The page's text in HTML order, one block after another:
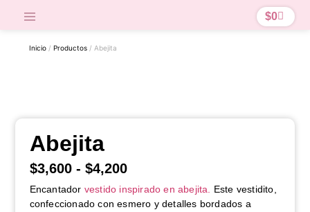
$0
Inicio / Productos / Abejita
Abejita
$3,600 - $4,200
Encantador vestido inspirado en abejita. Este vestidito,
confeccionado con esmero y detalles bordados a